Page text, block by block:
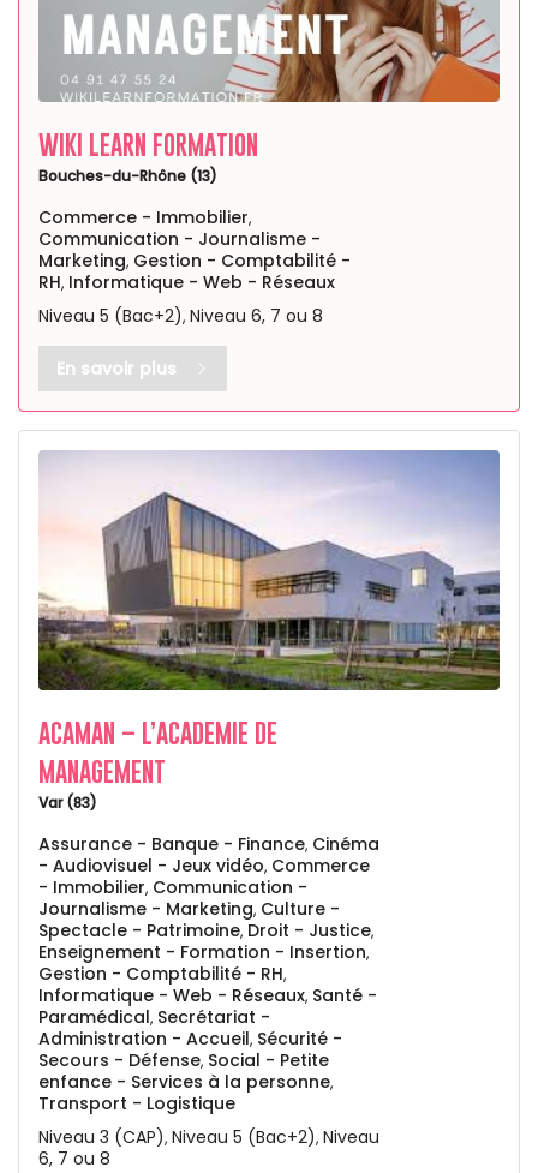
WIKI LEARN FORMATION
Bouches-du-Rhône (13)
Commerce - Immobilier,
Communication - Journalisme -
Marketing, Gestion - Comptabilité -
RH, Informatique - Web - Réseaux
Niveau 5 (Bac+2), Niveau 6, 7 ou 8
En savoir plus
ACAMAN – L’ACADEMIE DE
MANAGEMENT
Var (83)
Assurance - Banque - Finance, Cinéma
- Audiovisuel - Jeux vidéo, Commerce
- Immobilier, Communication -
Journalisme - Marketing, Culture -
Spectacle - Patrimoine, Droit - Justice,
Enseignement - Formation - Insertion,
Gestion - Comptabilité - RH,
Informatique - Web - Réseaux, Santé -
Paramédical, Secrétariat -
Administration - Accueil, Sécurité -
Secours - Défense, Social - Petite
enfance - Services à la personne,
Transport - Logistique
Niveau 3 (CAP), Niveau 5 (Bac+2), Niveau
6, 7 ou 8